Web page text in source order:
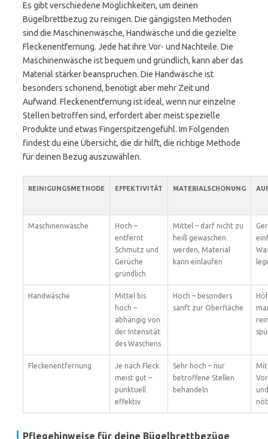
Es gibt verschiedene Möglichkeiten, um deinen
Bügelbrettbezug zu reinigen. Die gängigsten Methoden
sind die Maschinenwäsche, Handwäsche und die gezielte
Fleckenentfernung. Jede hat ihre Vor- und Nachteile. Die
Maschinenwäsche ist bequem und gründlich, kann aber das
Material stärker beanspruchen. Die Handwäsche ist
besonders schonend, benötigt aber mehr Zeit und
Aufwand. Fleckenentfernung ist ideal, wenn nur einzelne
Stellen betroffen sind, erfordert aber meist spezielle
Produkte und etwas Fingerspitzengefühl. Im Folgenden
findest du eine Übersicht, die dir hilft, die richtige Methode
für deinen Bezug auszuwählen.
REINIGUNGSMETHODE EFFEKTIVITÄT MATERIALSCHONUNG
Maschinenwäsche
Hoch –
entfernt
Schmutz und
Gerüche
gründlich
Mittel – darf nicht zu
heiß gewaschen
werden, Material
kann einlaufen
Handwäsche
Mittel bis
hoch –
abhängig von
der Intensität
des Waschens
Hoch – besonders
sanft zur Oberfläche
Fleckenentfernung
Je nach Fleck
meist gut –
punktuell
effektiv
Sehr hoch – nur
betroffene Stellen
behandeln
Pflegehinweise für deine Bügelbrettbezüge